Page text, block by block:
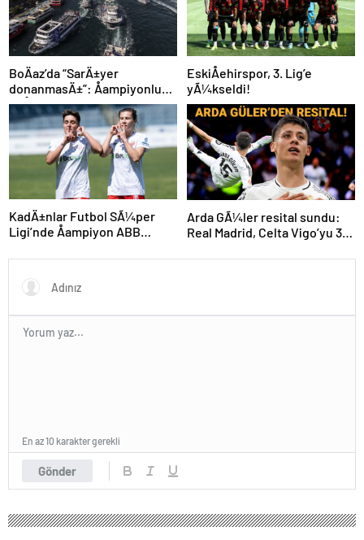
BoÄaz’da “SarÄ±yer
donanmasÄ±”: Åampiyonluk
coÅkuyla kutlandÄ±
EskiÅehirspor, 3. Lig’e
yÃ¼kseldi!
KadÄ±nlar Futbol SÃ¼per
Ligi’nde Åampiyon ABB
Arda GÃ¼ler resital sundu:
Real Madrid, Celta Vigo’yu 3
Gönder
En az 10 karakter gerekli